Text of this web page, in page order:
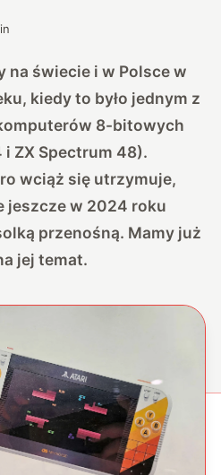
na świecie i w Polsce w
kiedy to było jednym z
8-bitowych
ZX Spectrum 48).
wciąż się utrzymuje,
jeszcze w 2024 roku
przenośną. Mamy już
jej temat.